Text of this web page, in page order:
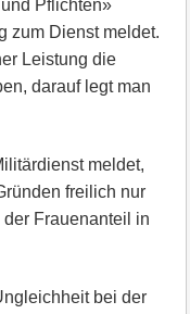
Pflichten»
zum Dienst meldet.
Leistung die
darauf legt man
meldet,
freilich nur
Frauenanteil in
bei der